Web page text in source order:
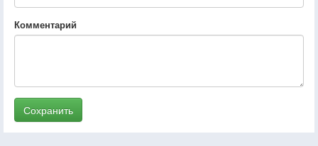
Комментарий
Сохранить